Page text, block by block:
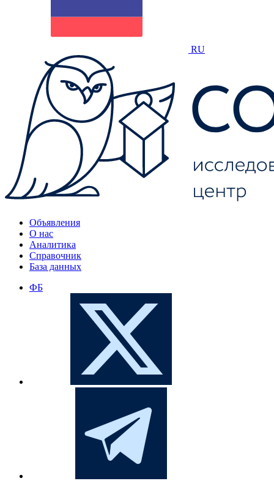
RU
Объявления
О нас
Аналитика
Справочник
База данных
ФБ